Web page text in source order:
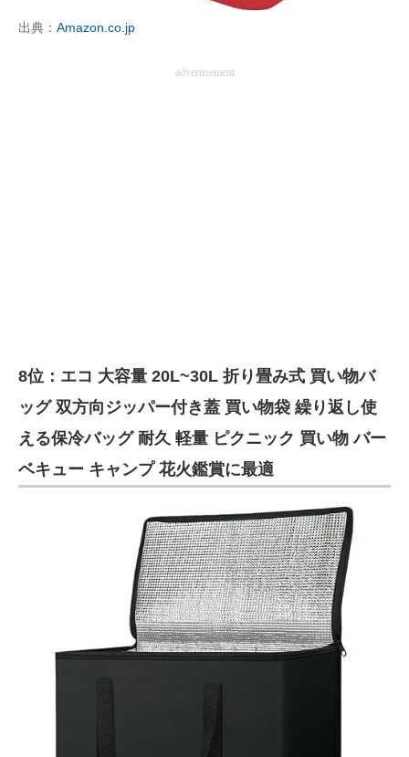
出典： Amazon.co.jp
advertisement
8位：エコ 大容量 20L~30L 折り畳み式 買い物バ
ッグ 双方向ジッパー付き蓋 買い物袋 繰り返し使
える保冷バッグ 耐久 軽量 ピクニック 買い物 バー
ベキュー キャンプ 花火鑑賞に最適